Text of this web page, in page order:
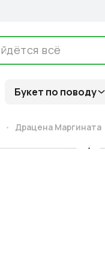
Букет по поводу
Драцена Маргината